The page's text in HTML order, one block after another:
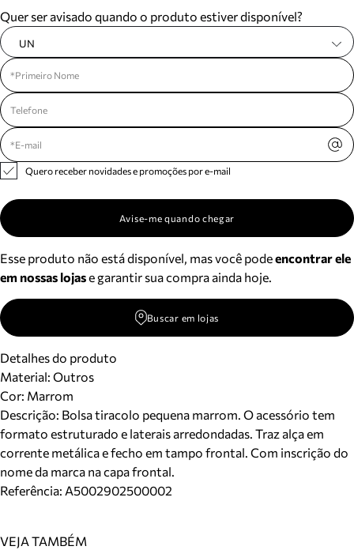
Quer ser avisado quando o produto estiver disponível?
UN
Quero receber novidades e promoções por e-mail
Avise-me quando chegar
Esse produto não está disponível, mas você podeencontrar ele
em nossas lojase garantir sua compra ainda hoje.
Buscar em lojas
Detalhes do produto
Material: Outros
Cor: Marrom
Descrição: Bolsa tiracolo pequena marrom. O acessório tem
formato estruturado e laterais arredondadas. Traz alça em
corrente metálica e fecho em tampo frontal. Com inscrição do
nome da marca na capa frontal.
Referência: A5002902500002
VEJA TAMBÉM